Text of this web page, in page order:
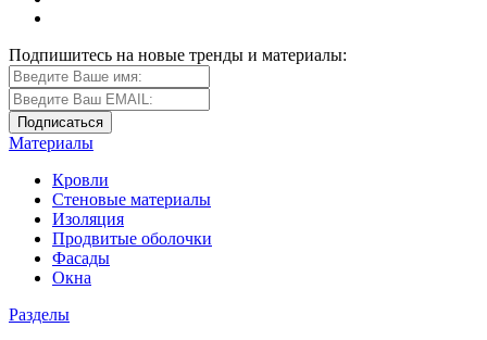
Подпишитесь на новые тренды и материалы:
Материалы
Кровли
Стеновые материалы
Изоляция
Продвитые оболочки
Фасады
Окна
Разделы